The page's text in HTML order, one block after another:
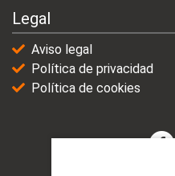
Legal
Aviso legal
Política de privacidad
Política de cookies